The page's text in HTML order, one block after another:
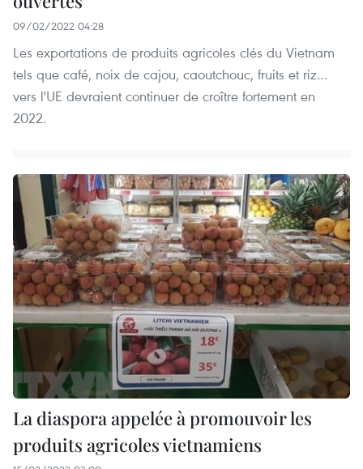
09/02/2022 04:28
Les exportations de produits agricoles clés du Vietnam
tels que café, noix de cajou, caoutchouc, fruits et riz…
vers l'UE devraient continuer de croître fortement en
2022.
La diaspora appelée à promouvoir les
produits agricoles vietnamiens